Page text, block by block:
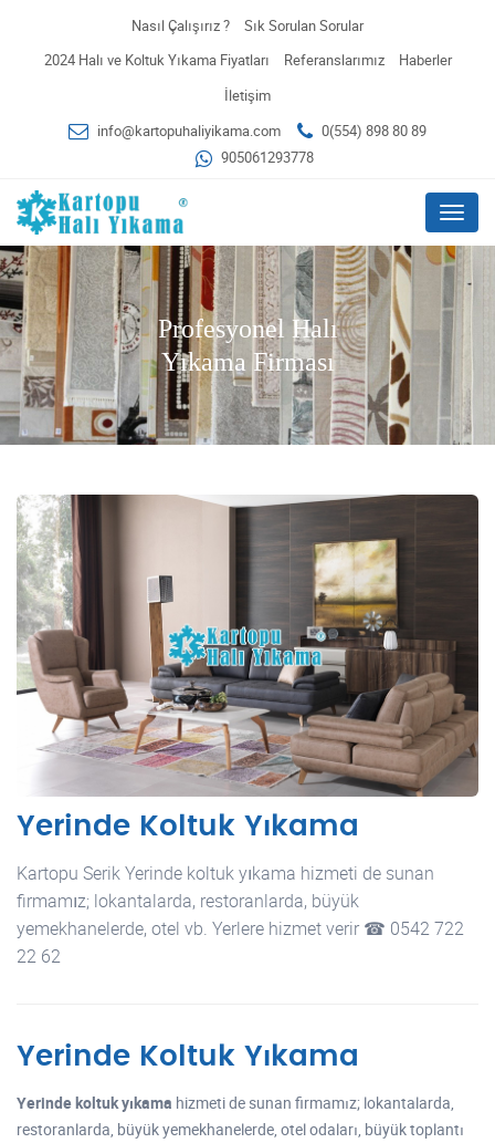
Nasıl Çalışırız ?
Sık Sorulan Sorular
2024 Halı ve Koltuk Yıkama Fiyatları
Referanslarımız
Haberler
İletişim
info@kartopuhaliyikama.com
0(554) 898 80 89
905061293778
Menu
Profesyonel Halı
Yıkama Firması
Yerinde Koltuk Yıkama
Kartopu Serik Yerinde koltuk yıkama hizmeti de sunan
firmamız; lokantalarda, restoranlarda, büyük
yemekhanelerde, otel vb. Yerlere hizmet verir ☎ 0542 722
22 62
Yerinde Koltuk Yıkama
Yerinde koltuk yıkama hizmeti de sunan firmamız; lokantalarda,
restoranlarda, büyük yemekhanelerde, otel odaları, büyük toplantı